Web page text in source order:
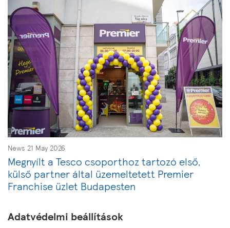
News 21 May 2026
Megnyílt a Tesco csoporthoz tartozó első,
külső partner által üzemeltetett Premier
Franchise üzlet Budapesten
Adatvédelmi beállítások